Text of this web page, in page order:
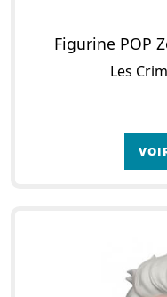
Figurine POP
Les